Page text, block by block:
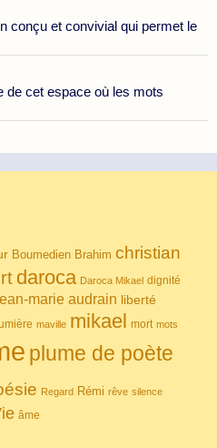
conçu et convivial qui permet le
de cet espace où les mots
Boumedien Brahim christian
daroca Daroca Mikael dignité
marie audrain liberté
maville mikael mort mots
plume de poète
Regard Rémi rêve silence
âme